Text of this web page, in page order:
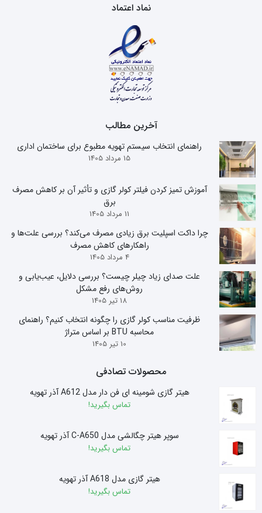
نماد اعتماد
آخرین مطالب
راهنمای انتخاب سیستم تهویه مطبوع برای ساختمان اداری
15 مرداد 1405
آموزش تمیز کردن فیلتر کولر گازی و تأثیر آن بر کاهش مصرف
برق
11 مرداد 1405
چرا داکت اسپلیت برق زیادی مصرف می‌کند؟ بررسی علت‌ها و
راهکارهای کاهش مصرف
4 مرداد 1405
علت صدای زیاد چیلر چیست؟ بررسی دلایل، عیب‌یابی و
روش‌های رفع مشکل
18 تیر 1405
ظرفیت مناسب کولر گازی را چگونه انتخاب کنیم؟ راهنمای
محاسبه BTU بر اساس متراژ
10 تیر 1405
محصولات تصادفی
هیتر گازی شومینه ای فن دار مدل A612 آذر تهویه
تماس بگیرید!
سوپر هیتر چگالشی مدل C-A650 آذر تهویه
تماس بگیرید!
هیتر گازی مدل A618 آذر تهویه
تماس بگیرید!